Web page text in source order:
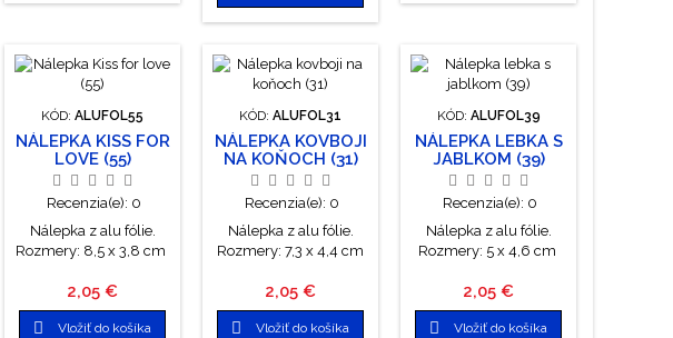
KÓD: ALUFOL55
NÁLEPKA KISS FOR
LOVE (55)
Recenzia(e): 0
Nálepka z alu fólie.
Rozmery: 8,5 x 3,8 cm
Cena
2,05 €
 Vložiť do košíka
KÓD: ALUFOL31
NÁLEPKA KOVBOJI
NA KOŇOCH (31)
Recenzia(e): 0
Nálepka z alu fólie.
Rozmery: 7,3 x 4,4 cm
Cena
2,05 €
 Vložiť do košíka
KÓD: ALUFOL39
NÁLEPKA LEBKA S
JABLKOM (39)
Recenzia(e): 0
Nálepka z alu fólie.
Rozmery: 5 x 4,6 cm
Cena
2,05 €
 Vložiť do košíka